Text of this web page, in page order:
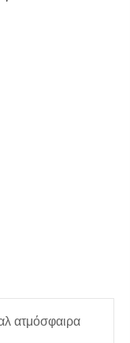
ατμόσφαιρα